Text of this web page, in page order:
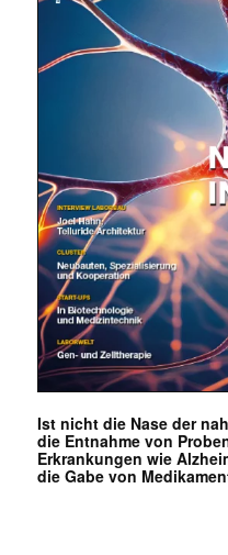
Ist nicht die Nase der
die Entnahme von
Erkrankungen wie
die Gabe von